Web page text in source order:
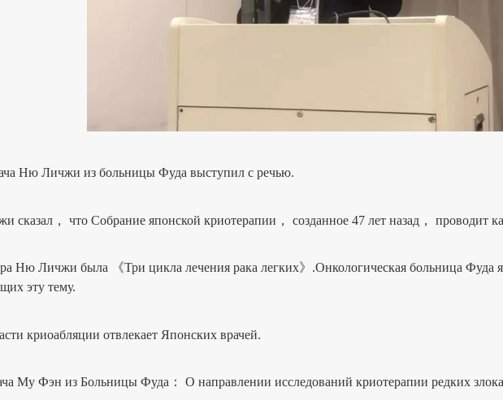
Ню Личжи из больницы Фуда выступил с речью.
， что Собрание японской криотерапии， созданное 47 лет назад， проводит
Личжи была 《Три цикла лечения рака легких》.Онкологическая больница Фуда
эту тему.
криоабляции отвлекает Японских врачей.
Му Фэн из Больницы Фуда： О направлении исследований криотерапии редких